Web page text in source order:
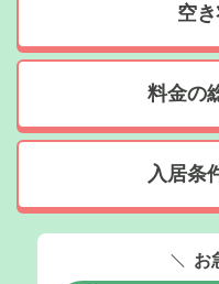
空
料金の
入居条
お